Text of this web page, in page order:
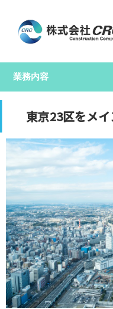
業務内容
東京23区をメ